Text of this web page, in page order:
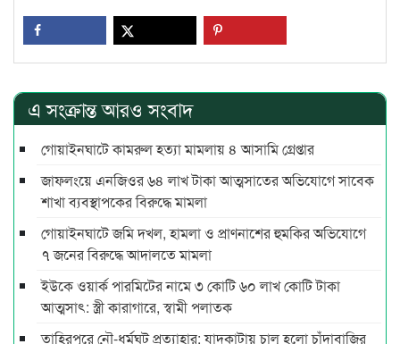
এ সংক্রান্ত আরও সংবাদ
গোয়াইনঘাটে কামরুল হত্যা মামলায় ৪ আসামি গ্রেপ্তার
জাফলংয়ে এনজিওর ৬৪ লাখ টাকা আত্মসাতের অভিযোগে সাবেক
শাখা ব্যবস্থাপকের বিরুদ্ধে মামলা
গোয়াইনঘাটে জমি দখল, হামলা ও প্রাণনাশের হুমকির অভিযোগে
৭ জনের বিরুদ্ধে আদালতে মামলা
ইউকে ওয়ার্ক পারমিটের নামে ৩ কোটি ৬০ লাখ কোটি টাকা
আত্মসাৎ: স্ত্রী কারাগারে, স্বামী পলাতক
তাহিরপুরে নৌ-ধর্মঘট প্রত্যাহার: যাদুকাটায় চালু হলো চাঁদাবাজির